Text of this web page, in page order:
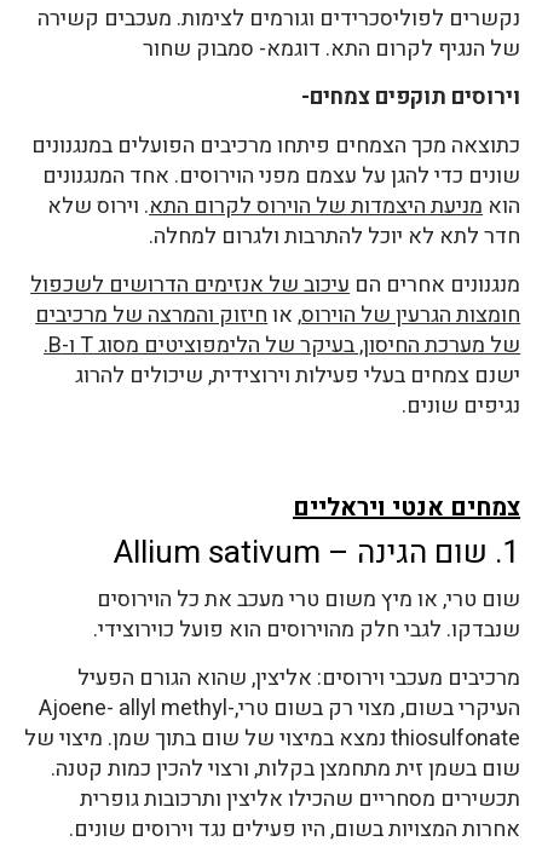
נקשרים לפוליסכרידים וגורמים לצימות. מעכבים קשירה
של הנגיף לקרום התא. דוגמא- סמבוק שחור
וירוסים תוקפים צמחים-
כתוצאה מכך הצמחים פיתחו מרכיבים הפועלים במנגנונים
שונים כדי להגן על עצמם מפני הוירוסים. אחד המנגנונים
הוא מניעת היצמדות של הוירוס לקרום התא. וירוס שלא
חדר לתא לא יוכל להתרבות ולגרום למחלה.
מנגנונים אחרים הם עיכוב של אנזימים הדרושים לשכפול
חומצות הגרעין של הוירוס, אוחיזוק והמרצה של מרכיבים
של מערכת החיסון, בעיקר של הלימפוציטים מסוג T ו-B.
ישנם צמחים בעלי פעילות וירוצידית, שיכולים להרוג
נגיפים שונים.
צמחים אנטי ויראליים
1. שום הגינה – Allium sativum
שום טרי, או מיץ משום טרי מעכב את כל הוירוסים
שנבדקו. לגבי חלק מהוירוסים הוא פועל כוירוצידי.
מרכיבים מעכבי וירוסים: אליצין, שהוא הגורם הפעיל
העיקרי בשום, מצוי רק בשום טרי,-Ajoene- allyl methyl
thiosulfonate נמצא במיצוי של שום בתוך שמן. מיצוי של
שום בשמן זית מתחמצן בקלות, ורצוי להכין כמות קטנה.
תכשירים מסחריים שהכילו אליצין ותרכובות גופרית
אחרות המצויות בשום, היו פעילים נגד וירוסים שונים.